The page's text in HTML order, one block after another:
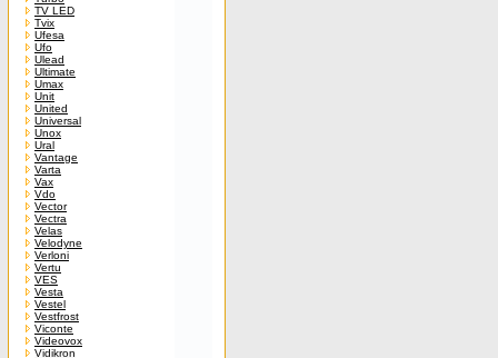
TV LED
Tvix
Ufesa
Ufo
Ulead
Ultimate
Umax
Unit
United
Universal
Unox
Ural
Vantage
Varta
Vax
Vdo
Vector
Vectra
Velas
Velodyne
Verloni
Vertu
VES
Vesta
Vestel
Vestfrost
Viconte
Videovox
Vidikron